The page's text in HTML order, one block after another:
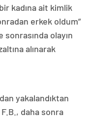
kadına ait kimlik
erkek oldum”
olayın
alınarak
yakalandıktan
daha sonra